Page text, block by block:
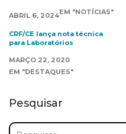
ABRIL 6, 2024EM "NOTÍCIAS"
CRF/CE lança nota técnica
para Laboratórios
MARÇO 22, 2020
EM "DESTAQUES"
Pesquisar
Pesquisar